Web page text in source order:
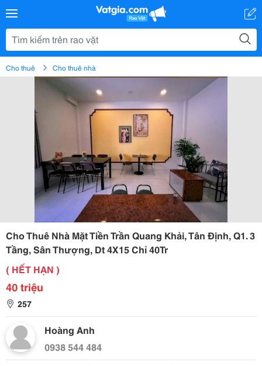
Cho thuê Cho thuê nhà
Cho Thuê Nhà Mặt Tiền Trần Quang Khải, Tân Định, Q1. 3
Tầng, Sân Thượng, Dt 4X15 Chỉ 40Tr
( HẾT HẠN )
40 triệu
257
Hoàng Anh
0938 544 484